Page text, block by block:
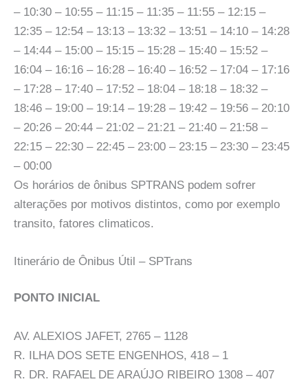
– 10:30 – 10:55 – 11:15 – 11:35 – 11:55 – 12:15 –
12:35 – 12:54 – 13:13 – 13:32 – 13:51 – 14:10 – 14:28
– 14:44 – 15:00 – 15:15 – 15:28 – 15:40 – 15:52 –
16:04 – 16:16 – 16:28 – 16:40 – 16:52 – 17:04 – 17:16
– 17:28 – 17:40 – 17:52 – 18:04 – 18:18 – 18:32 –
18:46 – 19:00 – 19:14 – 19:28 – 19:42 – 19:56 – 20:10
– 20:26 – 20:44 – 21:02 – 21:21 – 21:40 – 21:58 –
22:15 – 22:30 – 22:45 – 23:00 – 23:15 – 23:30 – 23:45
– 00:00
Os horários de ônibus SPTRANS podem sofrer
alterações por motivos distintos, como por exemplo
transito, fatores climaticos.
Itinerário de Ônibus Útil – SPTrans
PONTO INICIAL
AV. ALEXIOS JAFET, 2765 – 1128
R. ILHA DOS SETE ENGENHOS, 418 – 1
R. DR. RAFAEL DE ARAÚJO RIBEIRO 1308 – 407